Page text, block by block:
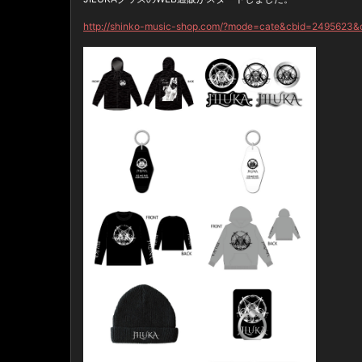
http://shinko-music-shop.com/